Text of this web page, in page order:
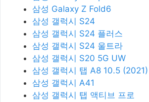
삼성 Galaxy Z Fold6
삼성 갤럭시 S24
삼성 갤럭시 S24 플러스
삼성 갤럭시 S24 울트라
삼성 갤럭시 S20 5G UW
삼성 갤럭시 탭 A8 10.5 (2021)
삼성 갤럭시 A41
삼성 갤럭시 탭 액티브 프로